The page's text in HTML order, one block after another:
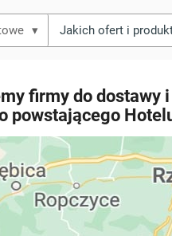
▾
firmy do dostawy
powstającego